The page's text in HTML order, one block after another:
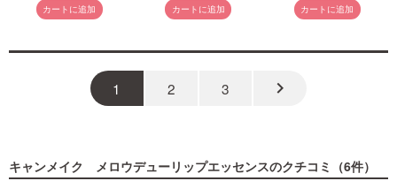
カートに追加 カートに追加 カートに追加
1 2 3 keyboard_arrow_right
キャンメイク メロウデューリップエッセンスのクチコミ（6件）